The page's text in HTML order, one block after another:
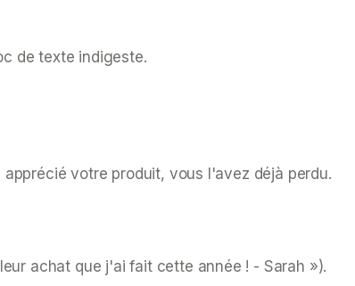
de texte indigeste.
votre produit, vous l'avez déjà perdu.
achat que j'ai fait cette année ! - Sarah »).